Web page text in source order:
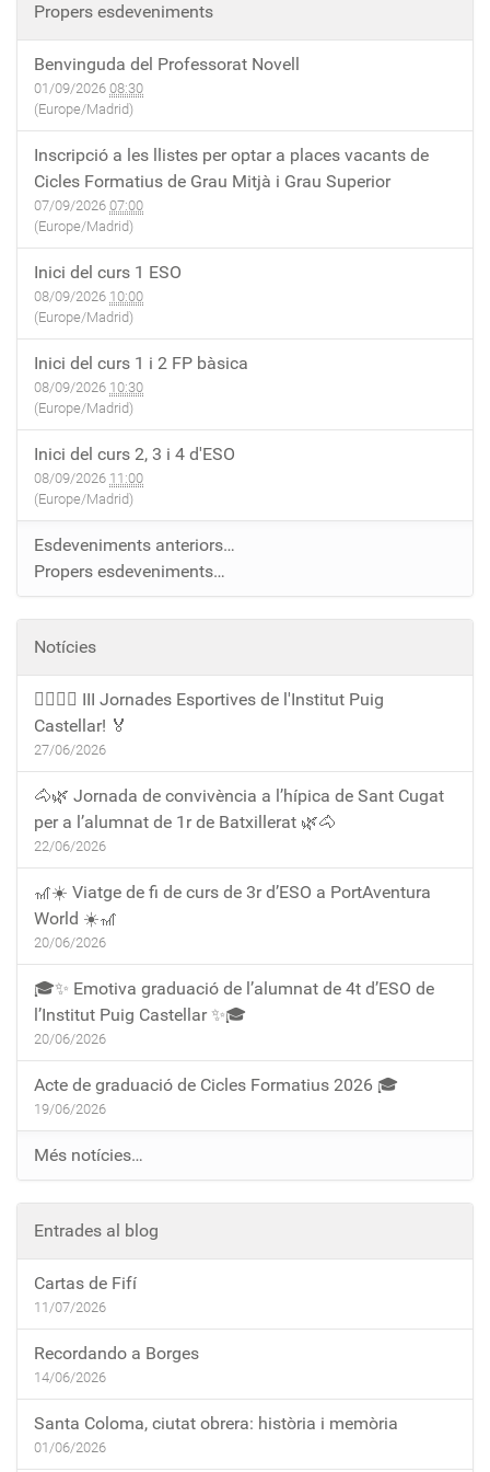
Propers esdeveniments
Benvinguda del Professorat Novell
01/09/2026 08:30
(Europe/Madrid)
Inscripció a les llistes per optar a places vacants de
Cicles Formatius de Grau Mitjà i Grau Superior
07/09/2026 07:00
(Europe/Madrid)
Inici del curs 1 ESO
08/09/2026 10:00
(Europe/Madrid)
Inici del curs 1 i 2 FP bàsica
08/09/2026 10:30
(Europe/Madrid)
Inici del curs 2, 3 i 4 d'ESO
08/09/2026 11:00
(Europe/Madrid)
Esdeveniments anteriors…
Propers esdeveniments…
Notícies
🏃‍♀️🏃‍♂️ III Jornades Esportives de l'Institut Puig
Castellar! 🏅
27/06/2026
🐴🌿 Jornada de convivència a l’hípica de Sant Cugat
per a l’alumnat de 1r de Batxillerat 🌿🐴
22/06/2026
🎢☀️ Viatge de fi de curs de 3r d’ESO a PortAventura
World ☀️🎢
20/06/2026
🎓✨ Emotiva graduació de l’alumnat de 4t d’ESO de
l’Institut Puig Castellar ✨🎓
20/06/2026
Acte de graduació de Cicles Formatius 2026 🎓
19/06/2026
Més notícies…
Entrades al blog
Cartas de Fifí
11/07/2026
Recordando a Borges
14/06/2026
Santa Coloma, ciutat obrera: història i memòria
01/06/2026